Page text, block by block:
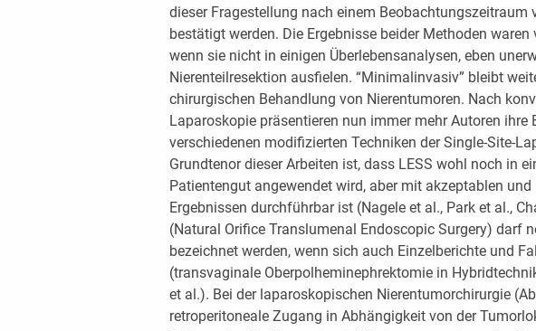
dieser Fragestellung nach einem Beobachtungszeitraum
bestätigt werden. Die Ergebnisse beider Methoden waren
wenn sie nicht in einigen Überlebensanalysen, eben
Nierenteilresektion ausfielen. “Minimalinvasiv” bleibt
chirurgischen Behandlung von Nierentumoren. Nach
Laparoskopie präsentieren nun immer mehr Autoren ihre
verschiedenen modifizierten Techniken der Single-Site-
Grundtenor dieser Arbeiten ist, dass LESS wohl noch in
Patientengut angewendet wird, aber mit akzeptablen und
Ergebnissen durchführbar ist (Nagele et al., Park et al.,
(Natural Orifice Translumenal Endoscopic Surgery) darf
bezeichnet werden, wenn sich auch Einzelberichte und
(transvaginale Oberpolheminephrektomie in
et al.). Bei der laparoskopischen Nierentumorchirurgie
retroperitoneale Zugang in Abhängigkeit von der